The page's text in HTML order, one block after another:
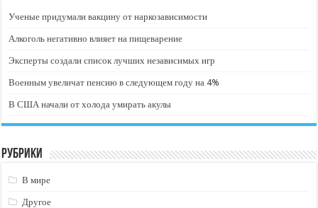
Ученые придумали вакцину от наркозависимости
Алкоголь негативно влияет на пищеварение
Эксперты создали список лучших независимых игр
Военным увеличат пенсию в следующем году на 4%
В США начали от холода умирать акулы
Рубрики
В мире
Другое